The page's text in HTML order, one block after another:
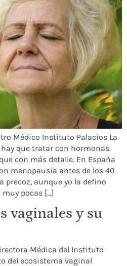
Médico Instituto Palacios La
hay que tratar con hormonas.
con más detalle. En España
menopausia antes de los 40
precoz, aunque yo la defino
muy pocas […]
vaginales y su
Médica del Instituto
del ecosistema vaginal